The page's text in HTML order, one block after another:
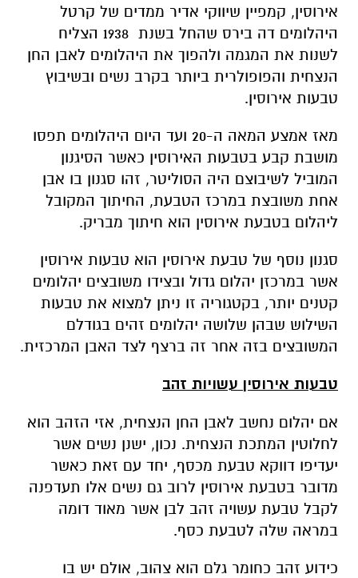
אירוסין, קמפיין שיווקי אדיר ממדים של קרטל
היהלומים דה בירס שהחל בשנת 1938 הצליח
לשנות את המגמה ולהפוך את היהלומים לאבן החן
הנצחית והפופולרית ביותר בקרב נשים ובשיבוץ
טבעות אירוסין.
מאז אמצע המאה ה-20 ועד היום היהלומים תפסו
מושבת קבע בטבעות האירוסין כאשר הסיגנון
המוביל לשיבוצם היה הסוליטר, זהו סגנון בו אבן
אחת משובצת במרכז הטבעת, החיתוך המקובל
ליהלום בטבעת אירוסין הוא חיתוך מבריק.
סגנון נוסף של טבעת אירוסין הוא טבעות אירוסין
אשר במרכזן יהלום גדול ובצידו משובצים יהלומים
קטנים יותר, בקטגוריה זו ניתן למצוא את טבעות
השילוש שבהן שלושה יהלומים זהים בגודלם
המשובצים בזה אחר זה ברצף לצד האבן המרכזית.
טבעות אירוסין עשויות זהב
אם יהלום נחשב לאבן החן הנצחית, אזי הזהב הוא
לחלוטין המתכת הנצחית. נכון, ישנן נשים אשר
יעדיפו דווקא טבעת מכסף, יחד עם זאת כאשר
מדובר בטבעת אירוסין לרוב גם נשים אלו תעדפנה
לקבל טבעת עשויה זהב לבן אשר מאוד דומה
במראה שלה לטבעת כסף.
כידוע זהב כחומר גלם הוא צהוב, אולם יש בו